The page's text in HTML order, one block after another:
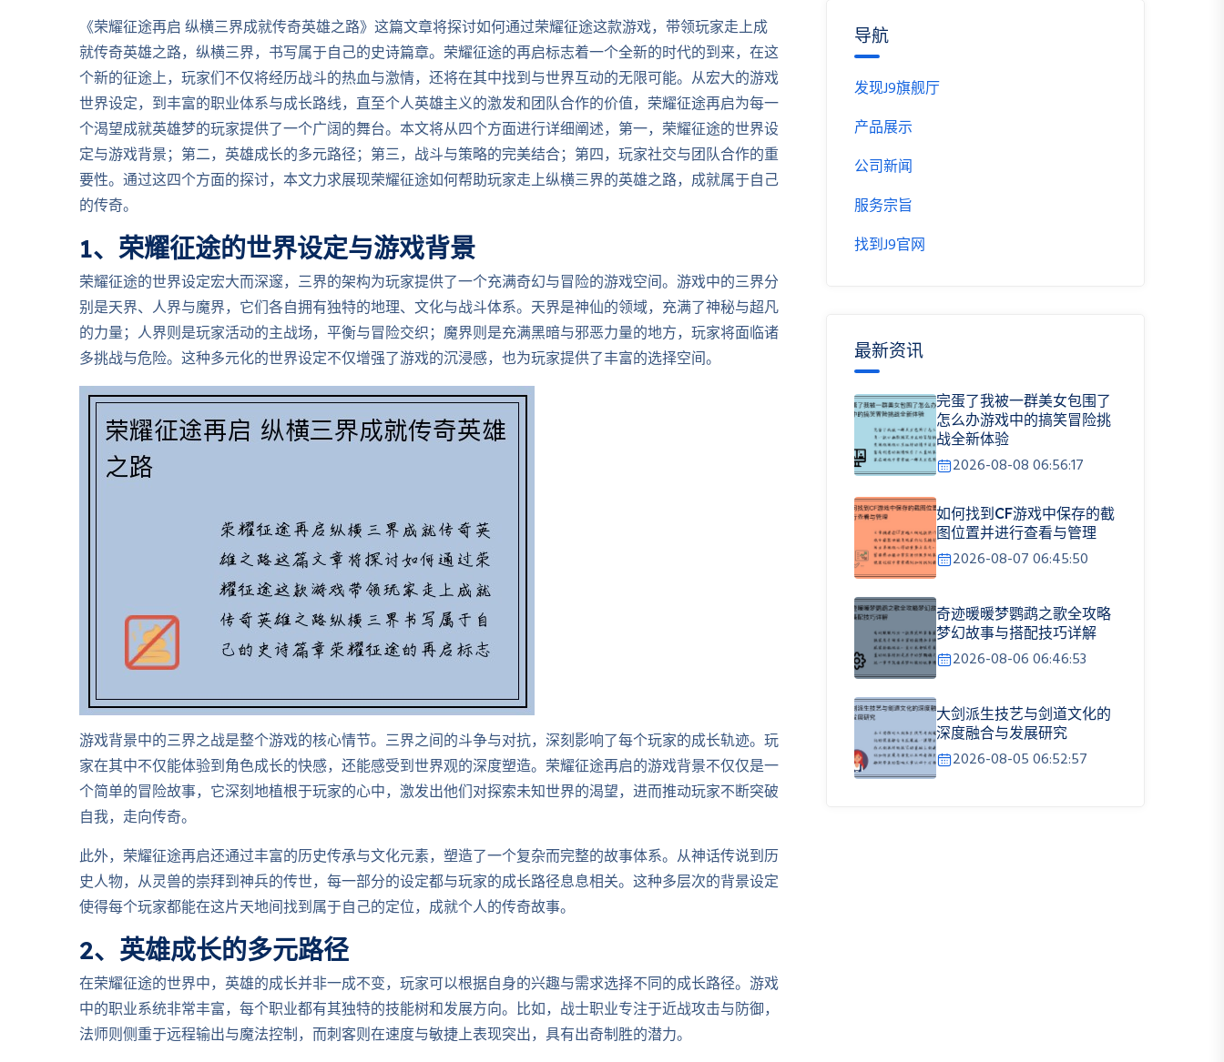
《荣耀征途再启 纵横三界成就传奇英雄之路》这篇文章将探讨如何通过荣耀征途这款游戏，带领玩家走上成
就传奇英雄之路，纵横三界，书写属于自己的史诗篇章。荣耀征途的再启标志着一个全新的时代的到来，在这
个新的征途上，玩家们不仅将经历战斗的热血与激情，还将在其中找到与世界互动的无限可能。从宏大的游戏
世界设定，到丰富的职业体系与成长路线，直至个人英雄主义的激发和团队合作的价值，荣耀征途再启为每一
个渴望成就英雄梦的玩家提供了一个广阔的舞台。本文将从四个方面进行详细阐述，第一，荣耀征途的世界设
定与游戏背景；第二，英雄成长的多元路径；第三，战斗与策略的完美结合；第四，玩家社交与团队合作的重
要性。通过这四个方面的探讨，本文力求展现荣耀征途如何帮助玩家走上纵横三界的英雄之路，成就属于自己
的传奇。
1、荣耀征途的世界设定与游戏背景
荣耀征途的世界设定宏大而深邃，三界的架构为玩家提供了一个充满奇幻与冒险的游戏空间。游戏中的三界分
别是天界、人界与魔界，它们各自拥有独特的地理、文化与战斗体系。天界是神仙的领域，充满了神秘与超凡
的力量；人界则是玩家活动的主战场，平衡与冒险交织；魔界则是充满黑暗与邪恶力量的地方，玩家将面临诸
多挑战与危险。这种多元化的世界设定不仅增强了游戏的沉浸感，也为玩家提供了丰富的选择空间。
游戏背景中的三界之战是整个游戏的核心情节。三界之间的斗争与对抗，深刻影响了每个玩家的成长轨迹。玩
家在其中不仅能体验到角色成长的快感，还能感受到世界观的深度塑造。荣耀征途再启的游戏背景不仅仅是一
个简单的冒险故事，它深刻地植根于玩家的心中，激发出他们对探索未知世界的渴望，进而推动玩家不断突破
自我，走向传奇。
此外，荣耀征途再启还通过丰富的历史传承与文化元素，塑造了一个复杂而完整的故事体系。从神话传说到历
史人物，从灵兽的崇拜到神兵的传世，每一部分的设定都与玩家的成长路径息息相关。这种多层次的背景设定
使得每个玩家都能在这片天地间找到属于自己的定位，成就个人的传奇故事。
2、英雄成长的多元路径
在荣耀征途的世界中，英雄的成长并非一成不变，玩家可以根据自身的兴趣与需求选择不同的成长路径。游戏
中的职业系统非常丰富，每个职业都有其独特的技能树和发展方向。比如，战士职业专注于近战攻击与防御，
法师则侧重于远程输出与魔法控制，而刺客则在速度与敏捷上表现突出，具有出奇制胜的潜力。
导航
发现J9旗舰厅
产品展示
公司新闻
服务宗旨
找到J9官网
最新资讯
完蛋了我被一群美女包围了
怎么办游戏中的搞笑冒险挑
战全新体验
2026-08-08 06:56:17
如何找到CF游戏中保存的截
图位置并进行查看与管理
2026-08-07 06:45:50
奇迹暖暖梦鹦鹉之歌全攻略
梦幻故事与搭配技巧详解
2026-08-06 06:46:53
大剑派生技艺与剑道文化的
深度融合与发展研究
2026-08-05 06:52:57